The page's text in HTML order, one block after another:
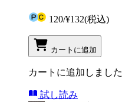
120/¥132(税込)
カートに追加
カートに追加しました
試し読み